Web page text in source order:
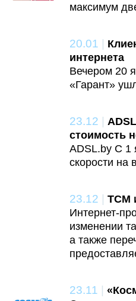
максимум
20.01 |
интернета
Вечером 20
«Гарант»
23.12 |
стоимость
ADSL.by С 1
скорости на
23.12 | TCM
Интернет-
изменении
а также
23.11 |